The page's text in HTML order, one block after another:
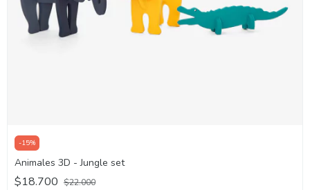
-15%
Animales 3D - Jungle set
$18.700 $22.000